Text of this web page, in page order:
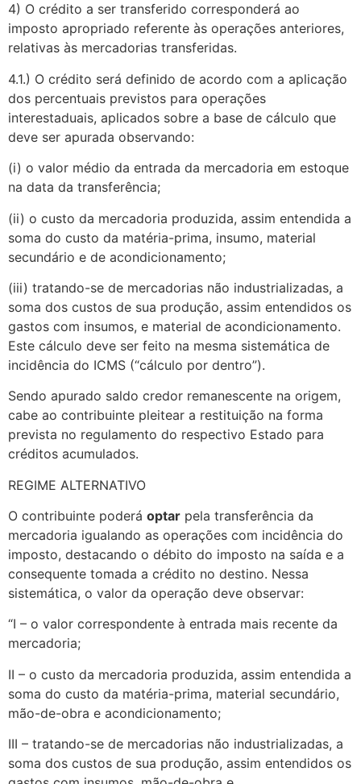
4) O crédito a ser transferido corresponderá ao
imposto apropriado referente às operações anteriores,
relativas às mercadorias transferidas.
4.1.) O crédito será definido de acordo com a aplicação
dos percentuais previstos para operações
interestaduais, aplicados sobre a base de cálculo que
deve ser apurada observando:
(i) o valor médio da entrada da mercadoria em estoque
na data da transferência;
(ii) o custo da mercadoria produzida, assim entendida a
soma do custo da matéria-prima, insumo, material
secundário e de acondicionamento;
(iii) tratando-se de mercadorias não industrializadas, a
soma dos custos de sua produção, assim entendidos os
gastos com insumos, e material de acondicionamento.
Este cálculo deve ser feito na mesma sistemática de
incidência do ICMS (“cálculo por dentro”).
Sendo apurado saldo credor remanescente na origem,
cabe ao contribuinte pleitear a restituição na forma
prevista no regulamento do respectivo Estado para
créditos acumulados.
REGIME ALTERNATIVO
O contribuinte poderá optar pela transferência da
mercadoria igualando as operações com incidência do
imposto, destacando o débito do imposto na saída e a
consequente tomada a crédito no destino. Nessa
sistemática, o valor da operação deve observar:
“I – o valor correspondente à entrada mais recente da
mercadoria;
II – o custo da mercadoria produzida, assim entendida a
soma do custo da matéria-prima, material secundário,
mão-de-obra e acondicionamento;
III – tratando-se de mercadorias não industrializadas, a
soma dos custos de sua produção, assim entendidos os